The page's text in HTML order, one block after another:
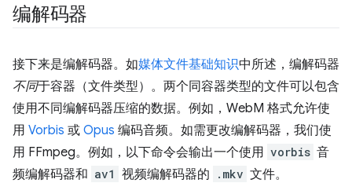
编解码器
接下来是编解码器。如媒体文件基础知识中所述，编解码器
不同于容器（文件类型）。两个同容器类型的文件可以包含
使用不同编解码器压缩的数据。例如，WebM 格式允许使
用 Vorbis 或 Opus 编码音频。如需更改编解码器，我们使
用 FFmpeg。例如，以下命令会输出一个使用 vorbis 音
频编解码器和 av1 视频编解码器的 .mkv 文件。